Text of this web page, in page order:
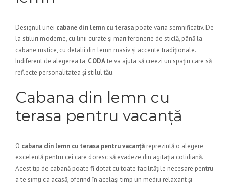
Designul unei cabane din lemn cu terasa poate varia semnificativ. De
la stiluri moderne, cu linii curate și mari feronerie de sticlă, până la
cabane rustice, cu detalii din lemn masiv și accente tradiționale.
Indiferent de alegerea ta, CODAte va ajuta să creezi un spațiu care să
reflecte personalitatea și stilul tău.
Cabana din lemn cu
terasa pentru vacanță
O cabana din lemn cu terasa pentru vacanță reprezintă o alegere
excelentă pentru cei care doresc să evadeze din agitația cotidiană.
Acest tip de cabană poate fi dotat cu toate facilitățile necesare pentru
a te simți ca acasă, oferind în același timp un mediu relaxant și